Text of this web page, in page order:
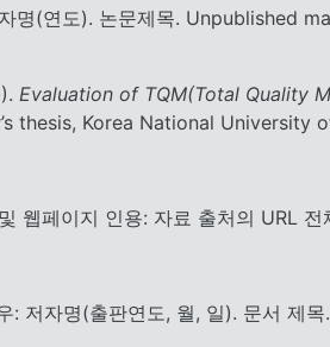
명(연도). 논문제목. Unpublished
Evaluation of TQM(Total Quality
thesis, Korea National University
웹페이지 인용: 자료 출처의 URL
: 저자명(출판연도, 월, 일). 문서 제